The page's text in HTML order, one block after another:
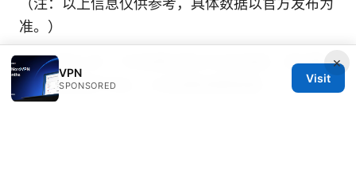
（注：以上信息仅供参考，具体数据以官方发布为
准。）
Vpn试用七天：7天免费试用VPN的选择、测试策
略、隐私保护对比、以及退款保障指南
×
VPN
SPONSORED
Visit